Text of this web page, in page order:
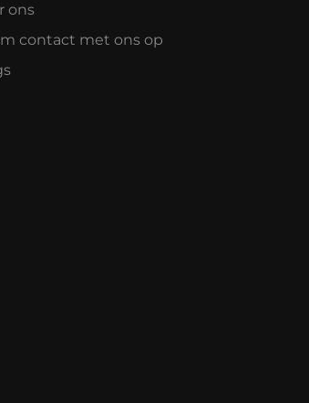
ons
contact met ons op